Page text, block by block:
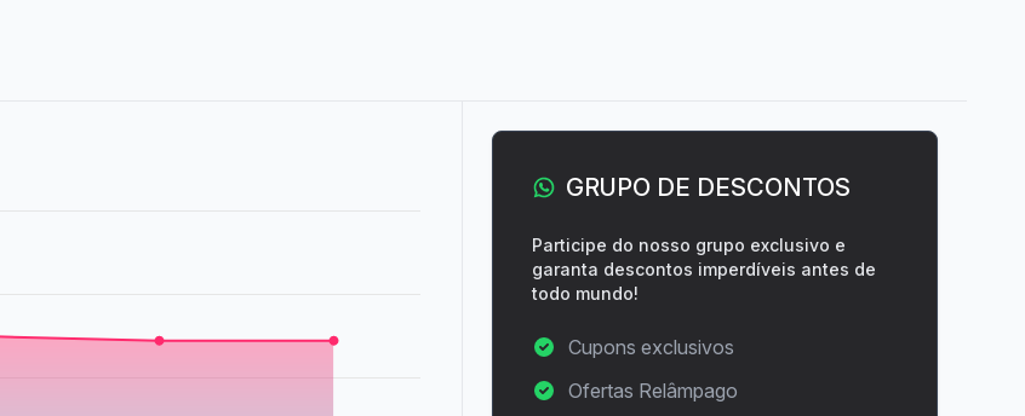
GRUPO DE DESCONTOS
Participe do nosso grupo exclusivo e
garanta descontos imperdíveis antes de
todo mundo!
Cupons exclusivos
Ofertas Relâmpago